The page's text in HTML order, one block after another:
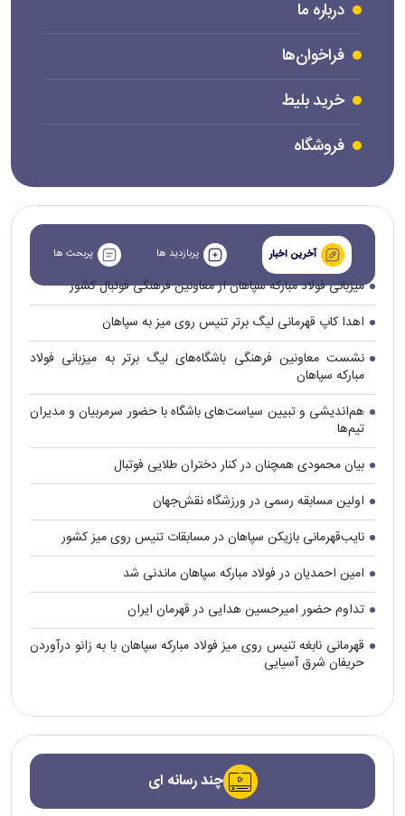
درباره ما
فراخوان‌ها
خرید بلیط
فروشگاه
آخرین اخبار پربازدید ها پربحث ها
میزبانی فولاد مبارکه سپاهان از معاونین فرهنگی فوتبال کشور
اهدا کاپ قهرمانی لیگ برتر تنیس روی میز به سپاهان
نشست معاونین فرهنگی باشگاه‌های لیگ برتر به میزبانی فولاد
مبارکه سپاهان
هم‌اندیشی و تبیین سیاست‌های باشگاه با حضور سرمربیان و مدیران
تیم‌ها
بیان محمودی همچنان در کنار دختران طلایی فوتبال
اولین مسابقه رسمی در ورزشگاه نقش‌جهان
نایب‌قهرمانی بازیکن سپاهان در مسابقات تنیس روی میز کشور
امین احمدیان در فولاد مبارکه سپاهان ماندنی شد
تداوم حضور امیرحسین هدایی در قهرمان ایران
قهرمانی نابغه تنیس روی میز فولاد مبارکه سپاهان با به زانو درآوردن
حریفان شرق آسیایی
چند رسانه ای